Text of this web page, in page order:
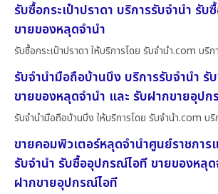
รับซื้อกระเป๋าปราดา บริการรับจำนำ รั
ขายของหลุดจำนำ
รับซื้อกระเป๋าปราดา ให้บริการโดย รับจํานํา.com บริ
รับจำนำมือถือบ้านบึง บริการรับจำนำ
ขายของหลุดจำนำ และ รับฝากขายอุป
รับจำนำมือถือบ้านบึง ให้บริการโดย รับจํานํา.com บ
ขายคอมพิวเตอร์หลุดจำนำศูนย์ราชกา
รับจำนำ รับซื้ออุปกรณ์ไอที ขายของหลุด
ฝากขายอุปกรณ์ไอที